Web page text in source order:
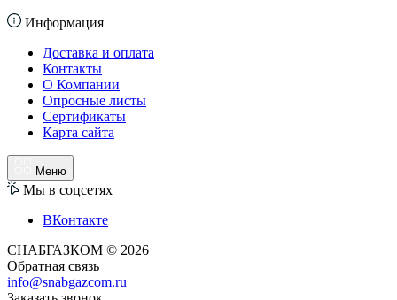
Информация
Доставка и оплата
Контакты
О Компании
Опросные листы
Сертификаты
Карта сайта
Меню
Мы в соцсетях
ВКонтакте
СНАБГАЗКОМ © 2026
Обратная связь
info@snabgazcom.ru